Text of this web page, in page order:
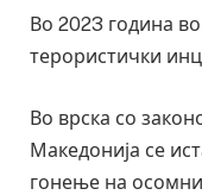
Во 2023 година
терористички
Во врска со
Македонија се
гонење на